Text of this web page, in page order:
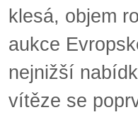
klesá, objem
aukce
nejnižší
vítěze se